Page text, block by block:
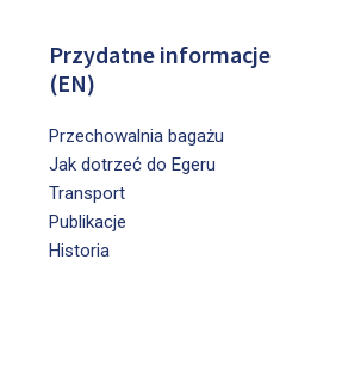
Przydatne informacje
(EN)
Przechowalnia bagażu
Jak dotrzeć do Egeru
Transport
Publikacje
Historia